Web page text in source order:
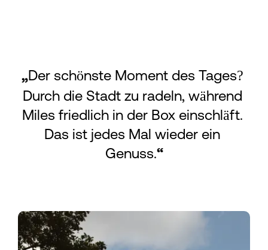
„Der schönste Moment des Tages?
Durch die Stadt zu radeln, während
Miles friedlich in der Box einschläft.
Das ist jedes Mal wieder ein
Genuss.“